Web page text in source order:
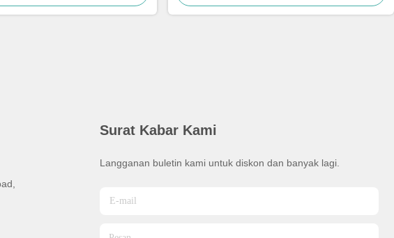
Surat Kabar Kami
Langganan buletin kami untuk diskon dan banyak lagi.